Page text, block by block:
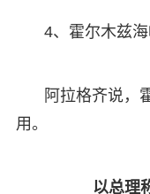
4、霍尔木兹
阿拉格齐说，
用。
以总理